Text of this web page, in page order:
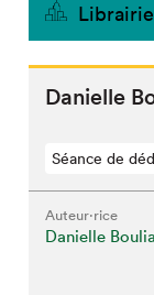
Danielle
Séance de
Auteur·rice
Danielle